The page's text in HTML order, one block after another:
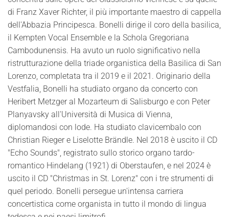
di Franz Xaver Richter, il più importante maestro di cappella
dell'Abbazia Principesca. Bonelli dirige il coro della basilica,
il Kempten Vocal Ensemble e la Schola Gregoriana
Cambodunensis. Ha avuto un ruolo significativo nella
ristrutturazione della triade organistica della Basilica di San
Lorenzo, completata tra il 2019 e il 2021. Originario della
Vestfalia, Bonelli ha studiato organo da concerto con
Heribert Metzger al Mozarteum di Salisburgo e con Peter
Planyavsky all'Università di Musica di Vienna,
diplomandosi con lode. Ha studiato clavicembalo con
Christian Rieger e Liselotte Brändle. Nel 2018 è uscito il CD
"Echo Sounds", registrato sullo storico organo tardo-
romantico Hindelang (1921) di Oberstaufen, e nel 2024 è
uscito il CD "Christmas in St. Lorenz" con i tre strumenti di
quel periodo. Bonelli persegue un'intensa carriera
concertistica come organista in tutto il mondo di lingua